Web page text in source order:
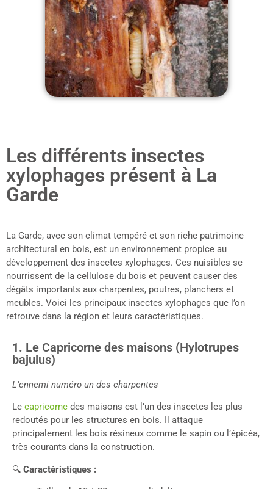
Les différents insectes
xylophages présent à La
Garde
La Garde, avec son climat tempéré et son riche patrimoine
architectural en bois, est un environnement propice au
développement des insectes xylophages. Ces nuisibles se
nourrissent de la cellulose du bois et peuvent causer des
dégâts importants aux charpentes, poutres, planchers et
meubles. Voici les principaux insectes xylophages que l’on
retrouve dans la région et leurs caractéristiques.
1. Le Capricorne des maisons (Hylotrupes
bajulus)
L’ennemi numéro un des charpentes
Le capricorne des maisons est l’un des insectes les plus
redoutés pour les structures en bois. Il attaque
principalement les bois résineux comme le sapin ou l’épicéa,
très courants dans la construction.
🔍 Caractéristiques :